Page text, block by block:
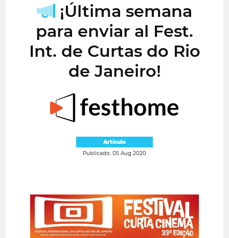
¡Última semana
para enviar al Fest.
Int. de Curtas do Rio
de Janeiro!
Artículo
Publicado: 05 Aug 2020